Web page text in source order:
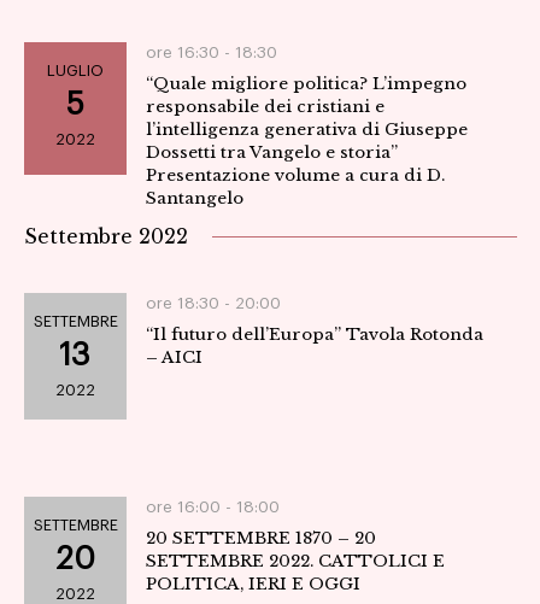
LUGLIO
5
2022
ore 16:30 - 18:30
“Quale migliore politica? L’impegno
responsabile dei cristiani e
l’intelligenza generativa di Giuseppe
Dossetti tra Vangelo e storia”
Presentazione volume a cura di D.
Santangelo
Settembre 2022
SETTEMBRE
13
2022
ore 18:30 - 20:00
“Il futuro dell’Europa” Tavola Rotonda
– AICI
SETTEMBRE
20
2022
ore 16:00 - 18:00
20 SETTEMBRE 1870 – 20
SETTEMBRE 2022. CATTOLICI E
POLITICA, IERI E OGGI